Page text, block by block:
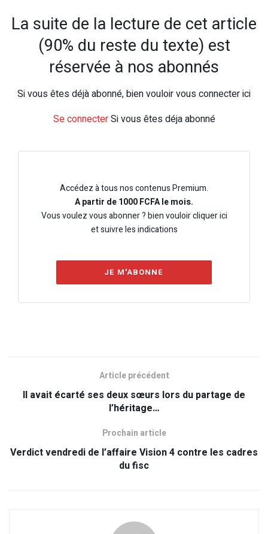
La suite de la lecture de cet article
(90% du reste du texte) est
réservée à nos abonnés
Si vous êtes déjà abonné, bien vouloir vous connecter ici
Se connecterSi vous êtes déja abonné
Accédez à tous nos contenus Premium.
A partir de 1000 FCFA le mois.
Vous voulez vous abonner ? bien vouloir cliquer ici
et suivre les indications
JE M'ABONNE
Article précédent
Il avait écarté ses deux sœurs lors du partage de
l’héritage…
Prochain article
Verdict vendredi de l’affaire Vision 4 contre les cadres
du fisc